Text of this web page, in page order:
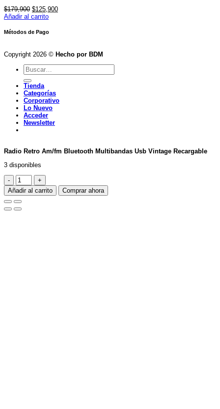
$179,900 El
precio
era:
$125,900El
Añadir al carrito
Métodos de Pago
Copyright 2026 © Hecho por BDM
Buscar
por:
Tienda
Categorías
Corporativo
Lo Nuevo
Acceder
Newsletter
Radio Retro Am/fm Bluetooth Multibandas Usb Vintage Recargable
3 disponibles
Radio
Retro
Am/fm
Bluetooth
Multibandas
Añadir al carrito Comprar ahora